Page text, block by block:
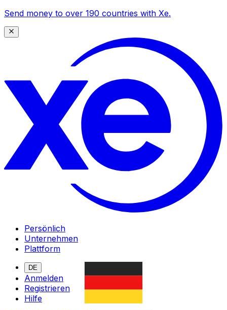
Send money to over 190 countries with Xe.
Persönlich
Unternehmen
Plattform
DE
Anmelden
Registrieren
Hilfe